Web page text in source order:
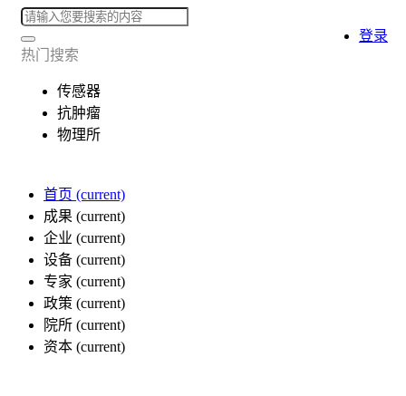
热门搜索
传感器
抗肿瘤
物理所
首页 (current)
成果 (current)
企业 (current)
设备 (current)
专家 (current)
政策 (current)
院所 (current)
资本 (current)
登录